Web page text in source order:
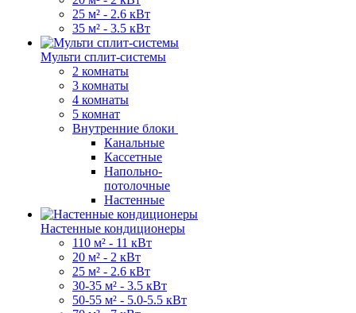
25 м² - 2.6 кВт
35 м² - 3.5 кВт
Мульти сплит-системы
2 комнаты
3 комнаты
4 комнаты
5 комнат
Внутренние блоки
Канальные
Кассетные
Напольно-
потолочные
Настенные
Настенные кондиционеры
110 м² - 11 кВт
20 м² - 2 кВт
25 м² - 2.6 кВт
30-35 м² - 3.5 кВт
50-55 м² - 5.0-5.5 кВт